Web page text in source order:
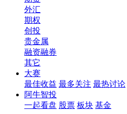
外汇
期权
创投
贵金属
融资融券
其它
大赛
最佳收益 最多关注 最热讨论
阿牛智投
一起看盘 股票 板块 基金